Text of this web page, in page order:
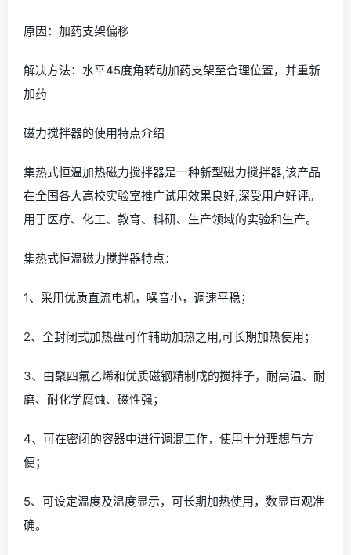
原因：加药支架偏移
解决方法：水平45度角转动加药支架至合理位置，并重新
加药
磁力搅拌器的使用特点介绍
集热式恒温加热磁力搅拌器是一种新型磁力搅拌器,该产品
在全国各大高校实验室推广试用效果良好,深受用户好评。
用于医疗、化工、教育、科研、生产领域的实验和生产。
集热式恒温磁力搅拌器特点：
1、采用优质直流电机，噪音小，调速平稳；
2、全封闭式加热盘可作辅助加热之用,可长期加热使用；
3、由聚四氟乙烯和优质磁钢精制成的搅拌子，耐高温、耐
磨、耐化学腐蚀、磁性强；
4、可在密闭的容器中进行调混工作，使用十分理想与方
便；
5、可设定温度及温度显示，可长期加热使用，数显直观准
确。